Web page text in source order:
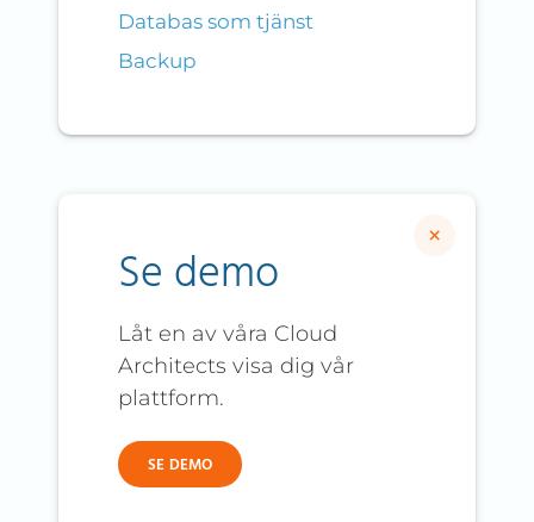
Databas som tjänst
Backup
Se demo
Låt en av våra Cloud
Architects visa dig vår
plattform.
SE DEMO
×